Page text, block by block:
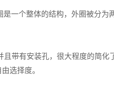
一个整体的结构，外圈被分为
带有安装孔，很大程度的简化
选择度。